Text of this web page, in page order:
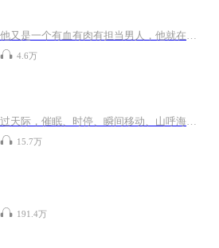
他是神人，他又是一个有血有肉有担当男人，他就在我们身边。
4.6万
一颗流星划过天际，催眠、时停、瞬间移动、山呼海啸，无数的超能力出现在这个世界上。 但这一次获得觉醒的主角却不是人类，而是猫…… ? 于是无数的猫咪脑海中涌现出一个想法：‘难道我是神？’ 而普通人赵耀，是唯一可以真正掌管这些超能猫的人类。 赵耀：“难道我是神？...
15.7万
191.4万